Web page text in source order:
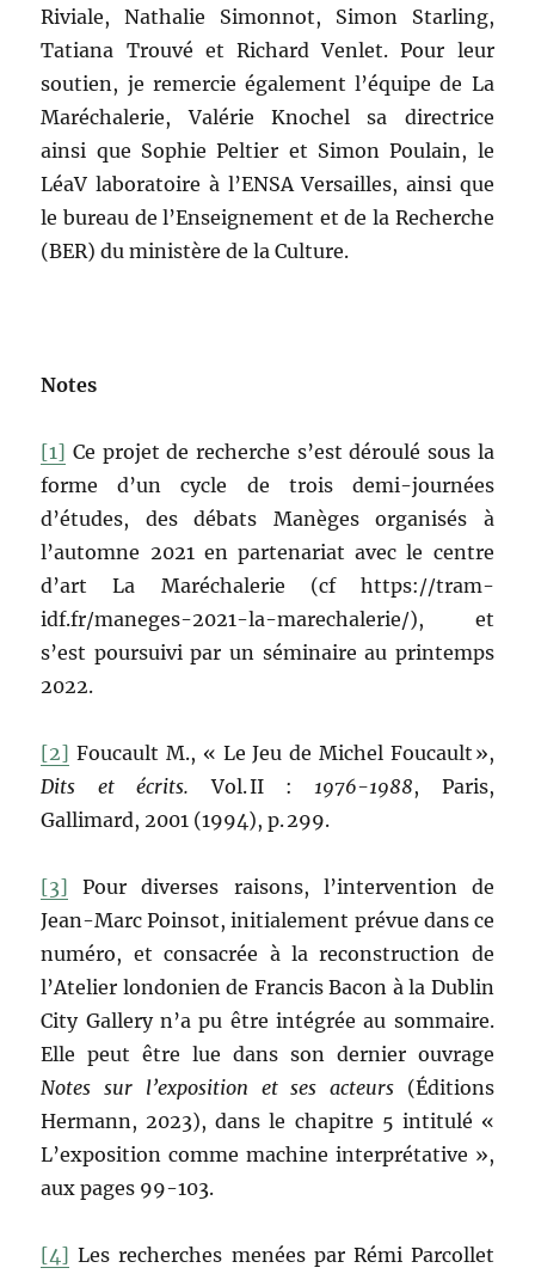
Riviale, Nathalie Simonnot, Simon Starling,
Tatiana Trouvé et Richard Venlet. Pour leur
soutien, je remercie également l’équipe de La
Maréchalerie, Valérie Knochel sa directrice
ainsi que Sophie Peltier et Simon Poulain, le
LéaV laboratoire à l’ENSA Versailles, ainsi que
le bureau de l’Enseignement et de la Recherche
(BER) du ministère de la Culture.
Notes
[1] Ce projet de recherche s’est déroulé sous la
forme d’un cycle de trois demi-journées
d’études, des débats Manèges organisés à
l’automne 2021 en partenariat avec le centre
d’art La Maréchalerie (cf https://tram-
idf.fr/maneges-2021-la-marechalerie/), et
s’est poursuivi par un séminaire au printemps
2022.
[2] Foucault M., « Le Jeu de Michel Foucault »,
Dits et écrits. Vol. II : 1976-1988, Paris,
Gallimard, 2001 (1994), p. 299.
[3] Pour diverses raisons, l’intervention de
Jean-Marc Poinsot, initialement prévue dans ce
numéro, et consacrée à la reconstruction de
l’Atelier londonien de Francis Bacon à la Dublin
City Gallery n’a pu être intégrée au sommaire.
Elle peut être lue dans son dernier ouvrage
Notes sur l’exposition et ses acteurs(Éditions
Hermann, 2023), dans le chapitre 5 intitulé «
L’exposition comme machine interprétative »,
aux pages 99-103.
[4] Les recherches menées par Rémi Parcollet